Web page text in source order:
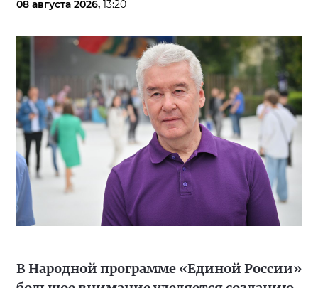
08 августа 2026, 13:20
В Народной программе «Единой России»